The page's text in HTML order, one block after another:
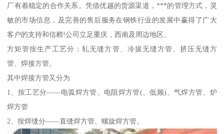
厂有着稳定的合作关系。凭借优越的货源渠道，***的管理方式，灵
敏的市场信息，及完善的售后服务在钢铁行业的发展中赢得了广大
客户的支持和信赖!公司立足重庆，西南及周边地区。
方矩管按生产工艺分：轧无缝方管、冷拔无缝方管、挤压无缝方
管、焊接方管。
其中焊接方管又分为
1、按工艺分——电弧焊方管、电阻焊方管(、低频)、气焊方管、炉
焊方管
2、按焊缝分——直缝焊方管、螺旋焊方管。